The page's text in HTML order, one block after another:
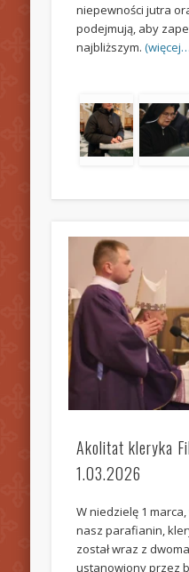
niepewności jutra
podejmują, aby
najbliższym.
Akolitat kleryka
1.03.2026
W niedzielę 1
nasz parafianin,
został wraz z
ustanowiony przez